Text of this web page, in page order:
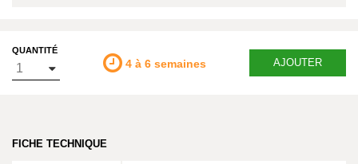
QUANTITÉ
4 à 6 semaines AJOUTER
FICHE TECHNIQUE